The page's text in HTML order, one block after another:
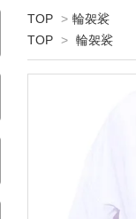
TOP > 輪袈裟
TOP > 輪袈裟